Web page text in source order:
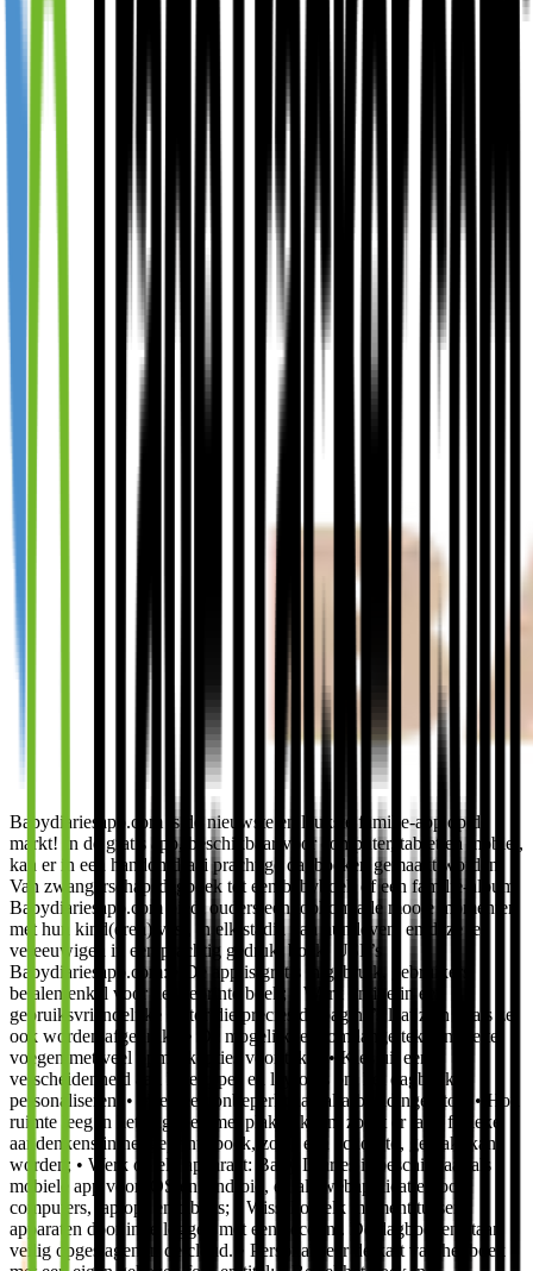
Babydiariesapp.com is de nieuwste en leukste familie-app op de
markt! In de gratis app, beschikbaar voor computer, tablet en mobiel,
kan er in een handomdraai prachtige dagboeken gemaakt worden.
Van zwangerschapsdagboek tot een babyboek of een familie-album.
Babydiariesapp.com biedt ouders een tool om alle mooie momenten
met hun kind(eren) vast, in elk stadia van hun leven, en deze te
vereeuwigen in een prachtig gedrukt boek. USP’s
Babydiariesapp.com: • De app is gratis in gebruik, gebruikers
betalen enkel voor het geprinte boek; • Werk online in een
gebruiksvriendelijke editor die precies de pagina’s laat zien zoals ze
ook worden afgedrukt; • De mogelijkheid om lange teksten toe te
voegen met veel opmaakopties voor tekst; • Kies uit een
verscheidenheid aan lettertypes en lay-outs om het dagboek te
personaliseren; • Voeg een onbeperkt aantal afbeeldingen toe; • Hou
ruimte leeg in het dagboek met plakvlakken, zodat er later fysieke
aandenkens in het geprinte boek, zoals een echofoto, geplakt kan
worden; • Werk op elk apparaat: Baby Diaries is beschikbaar als
mobiele app voor iOS én Android, en als webapplicatie voor
computers, laptops en tablets; • Wissel op elk moment tussen
apparaten door in te loggen met een account. De dagboeken staan
veilig opgeslagen in de cloud. • Personaliseer de kaft van het boek